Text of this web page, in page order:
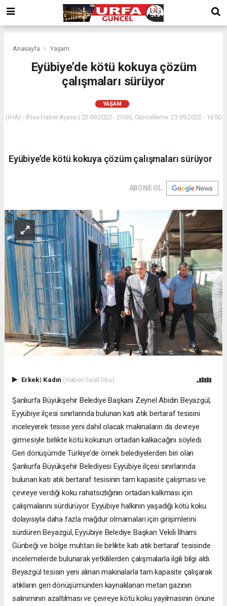
Anasayfa Yaşam
Eyübiye’de kötü kokuya çözüm
çalışmaları sürüyor
YAŞAM
(İHA) - İhlas Haber Ajansı | 23.09.2022 - 20:05, Güncelleme: 23.09.2022 - 16:50
Eyübiye’de kötü kokuya çözüm çalışmaları sürüyor
ABONE OL
Erkek| Kadın (Haberi Sesli Oku)
Şanlıurfa Büyükşehir Belediye Başkanı Zeynel Abidin Beyazgül,
Eyyübiye ilçesi sınırlarında bulunan katı atık bertaraf tesisini
inceleyerek tesise yeni dahil olacak makinaların da devreye
girmesiyle birlikte kötü kokunun ortadan kalkacağını söyledi.
Geri dönüşümde Türkiye’de örnek belediyelerden biri olan
Şanlıurfa Büyükşehir Belediyesi Eyyübiye ilçesi sınırlarında
bulunan katı atık bertaraf tesisinin tam kapasite çalışması ve
çevreye verdiği koku rahatsızlığının ortadan kalkması için
çalışmalarını sürdürüyor. Eyyübiye halkının yaşadığı kötü koku
dolayısıyla daha fazla mağdur olmamaları için girişimlerini
sürdüren Beyazgül, Eyyübiye Belediye Başkan Vekili İlhami
Günbeği ve bölge muhtarı ile birlikte katı atık bertaraf tesisinde
incelemelerde bulunarak yetkililerden çalışmalarla ilgili bilgi aldı.
Beyazgül tesisin yeni alınan makinalarla tam kapasite çalışarak
atıkların geri dönüşümünden kaynaklanan metan gazının
salınımının azaltılması ve çevreye kötü koku yayılmasının önüne